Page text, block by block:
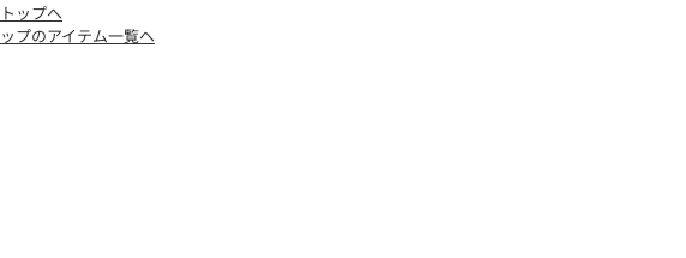
良が無い場合、包装紙および箱の破損がございましても発送いた
らかじめご了承ください。
ップへ
プのアイテム一覧へ